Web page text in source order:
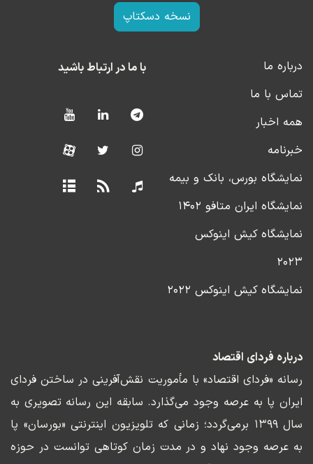
نسخه دسکتاپ
درباره ما
تماس با ما
همه اخبار
خبرنامه
نمایشگاه بورس، بانک و بیمه
نمایشگاه ایران متافو ۱۴۰۲
نمایشگاه کیش اینوکس
۲۰۲۳
نمایشگاه کیش اینوکس ۲۰۲۲
با ما در ارتباط باشید
درباره فردای اقتصاد
رسانه «فردای اقتصاد» با مأموریت نقش‌آفرینی در ساختن فردای
ایران پا به عرصه وجود می‌گذارد. سابقه این رسانه تصویری به
سال ۱۳۹۹ برمی‌گردد؛ زمانی که تلویزیون اینترنتی «بورسان» پا
به عرصه وجود نهاد و در مدت زمان کوتاهی توانست در حوزه